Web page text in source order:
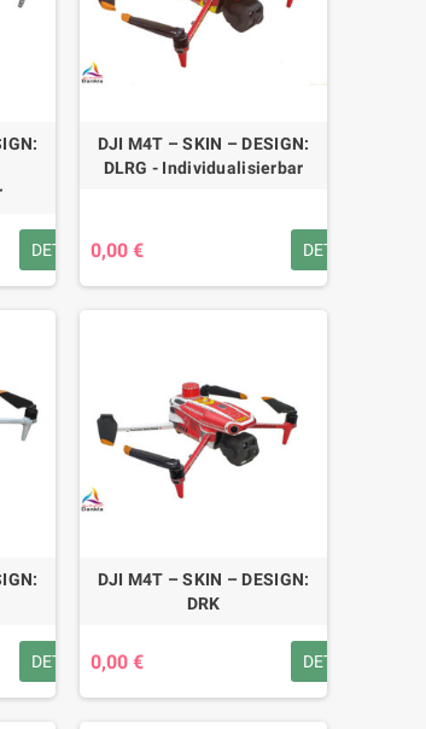
DETAILS
DJI M4T – SKIN – DESIGN:
DLRG - Individualisierbar
0,00 € DETAILS
DETAILS
DJI M4T – SKIN – DESIGN:
DRK
0,00 € DETAILS